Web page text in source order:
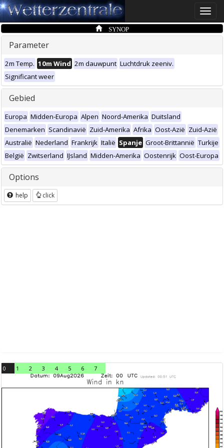
Toggle
SYNOP
Parameter
2m Temp. 10m Wind 2m dauwpunt Luchtdruk zeeniv.
Significant weer
Gebied
Europa Midden-Europa Alpen Noord-Amerika Duitsland
Denemarken Scandinavië Zuid-Amerika Afrika Oost-Azië Zuid-Azië
Australië Nederland Frankrijk Italië Spanje Groot-Brittannië Turkije
België Zwitserland IJsland Midden-Amerika Oostenrijk Oost-Europa
Options
help click
0 1 2 3 4 5 6 7